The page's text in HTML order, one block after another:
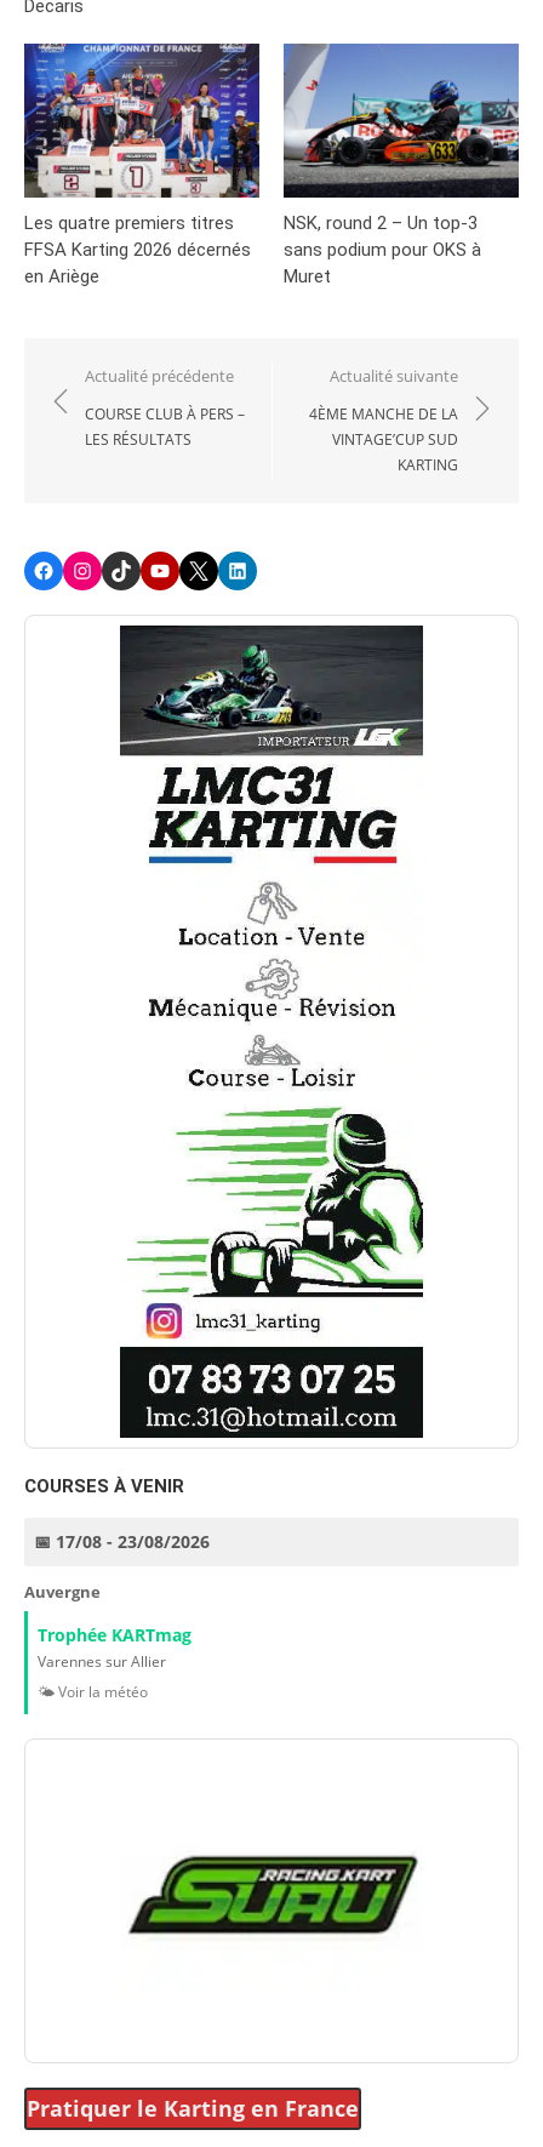
Decaris
Les quatre premiers titres
FFSA Karting 2026 décernés
en Ariège
NSK, round 2 – Un top-3
sans podium pour OKS à
Muret
Navigation
de
l’article
Actualité précédente
COURSE CLUB À PERS –
LES RÉSULTATS
Actualité suivante
4ÈME MANCHE DE LA
VINTAGE’CUP SUD
KARTING
FacebookInstagram
TikTokYoutube
X LinkedIn
COURSES À VENIR
📅 17/08 - 23/08/2026
Auvergne
Trophée KARTmag
Varennes sur Allier
🌤️ Voir la météo
Pratiquer le Karting en France